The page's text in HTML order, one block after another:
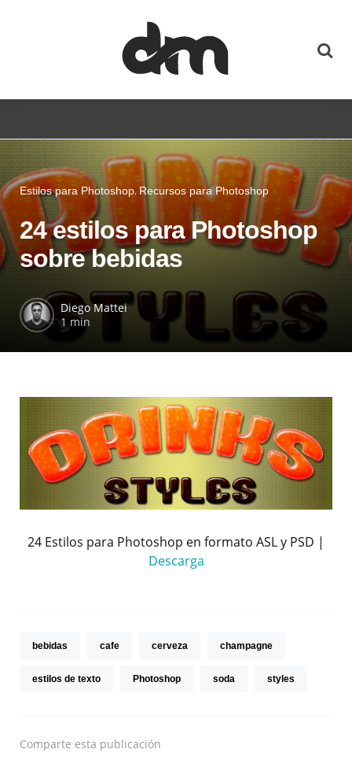
Estilos para Photoshop Recursos para Photoshop
24 estilos para Photoshop
sobre bebidas
Diego Mattei
1 min
24 Estilos para Photoshop en formato ASL y PSD |
Descarga
bebidas cafe cerveza champagne
estilos de texto Photoshop soda styles
Comparte esta publicación